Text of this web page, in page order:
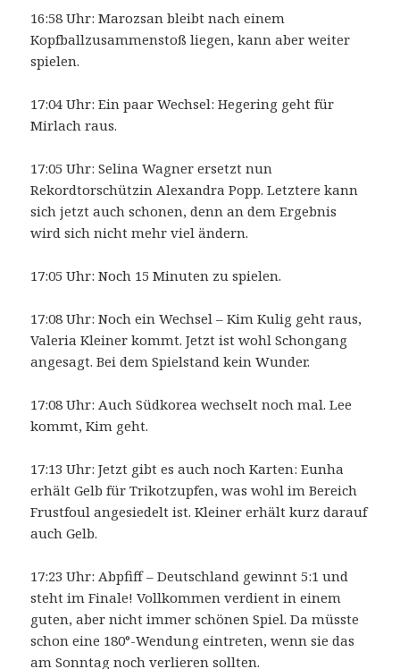
16:58 Uhr: Marozsan bleibt nach einem
Kopfballzusammenstoß liegen, kann aber weiter
spielen.
17:04 Uhr: Ein paar Wechsel: Hegering geht für
Mirlach raus.
17:05 Uhr: Selina Wagner ersetzt nun
Rekordtorschützin Alexandra Popp. Letztere kann
sich jetzt auch schonen, denn an dem Ergebnis
wird sich nicht mehr viel ändern.
17:05 Uhr: Noch 15 Minuten zu spielen.
17:08 Uhr: Noch ein Wechsel – Kim Kulig geht raus,
Valeria Kleiner kommt. Jetzt ist wohl Schongang
angesagt. Bei dem Spielstand kein Wunder.
17:08 Uhr: Auch Südkorea wechselt noch mal. Lee
kommt, Kim geht.
17:13 Uhr: Jetzt gibt es auch noch Karten: Eunha
erhält Gelb für Trikotzupfen, was wohl im Bereich
Frustfoul angesiedelt ist. Kleiner erhält kurz darauf
auch Gelb.
17:23 Uhr: Abpfiff – Deutschland gewinnt 5:1 und
steht im Finale! Vollkommen verdient in einem
guten, aber nicht immer schönen Spiel. Da müsste
schon eine 180°-Wendung eintreten, wenn sie das
am Sonntag noch verlieren sollten.